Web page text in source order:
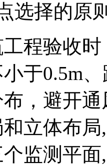
择的原
验收时
于0.5m
，避开
立体布
个监测平